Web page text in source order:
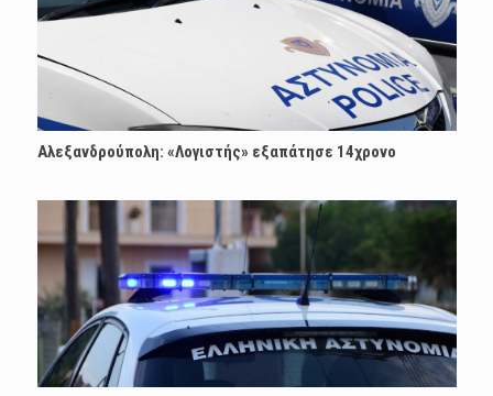
Αλεξανδρούπολη: «Λογιστής» εξαπάτησε 14χρονο